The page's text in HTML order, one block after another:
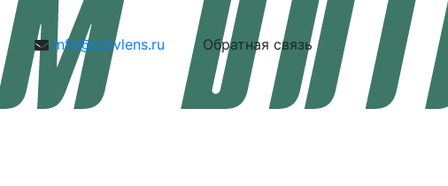
info@cctvlens.ru Обратная связь